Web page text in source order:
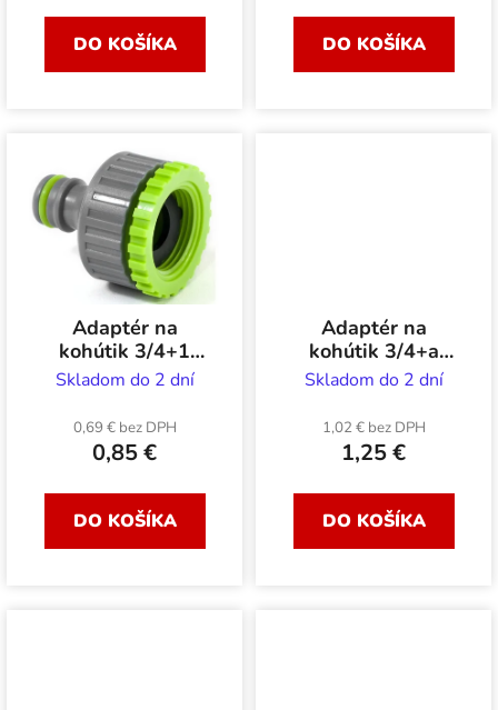
DO KOŠÍKA DO KOŠÍKA
Adaptér na
kohútik 3/4+1
STALCO GARDEN
plast
Skladom do 2 dní
0,69 € bez DPH
0,85 €
DO KOŠÍKA
Adaptér na
kohútik 3/4+a
STALCO GARDEN
plast
Skladom do 2 dní
1,02 € bez DPH
1,25 €
DO KOŠÍKA